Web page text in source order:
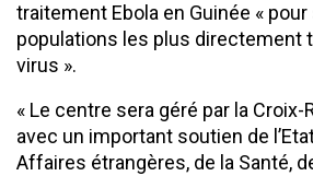
traitement Ebola en Guinée «
populations les plus directement
virus ».
« Le centre sera géré par la
avec un important soutien de
Affaires étrangères, de la Santé,